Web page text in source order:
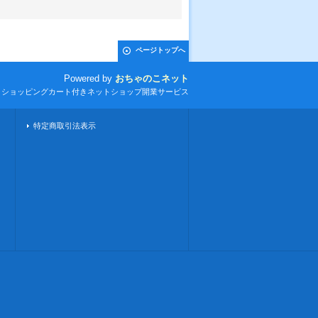
ページトップへ
Powered by おちゃのこネット
ョッピングカート付きネットショップ開業サービス
特定商取引法表示